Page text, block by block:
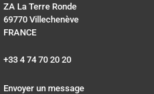
ZA La Terre Ronde
69770 Villechenève
FRANCE
+33 4 74 70 20 20
Envoyer un message